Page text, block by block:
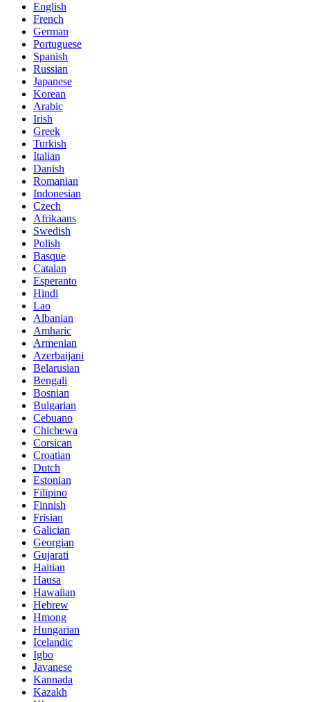
English
French
German
Portuguese
Spanish
Russian
Japanese
Korean
Arabic
Irish
Greek
Turkish
Italian
Danish
Romanian
Indonesian
Czech
Afrikaans
Swedish
Polish
Basque
Catalan
Esperanto
Hindi
Lao
Albanian
Amharic
Armenian
Azerbaijani
Belarusian
Bengali
Bosnian
Bulgarian
Cebuano
Chichewa
Corsican
Croatian
Dutch
Estonian
Filipino
Finnish
Frisian
Galician
Georgian
Gujarati
Haitian
Hausa
Hawaiian
Hebrew
Hmong
Hungarian
Icelandic
Igbo
Javanese
Kannada
Kazakh